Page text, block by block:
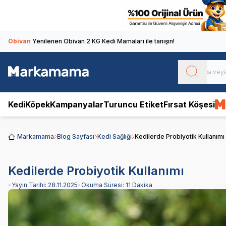
Obivan Yenilenen Obivan 2 KG Kedi Mamaları ile tanışın!
KediKöpekKampanyalarTuruncu EtiketFırsat Köşesi
Markamama Blog Sayfası Kedi Sağlığı Kedilerde Probiyotik Kullanımı
Kedilerde Probiyotik Kullanımı
• Yayın Tarihi: 28.11.2025•Okuma Süresi: 11 Dakika